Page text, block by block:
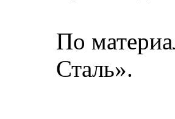
По
Сталь».